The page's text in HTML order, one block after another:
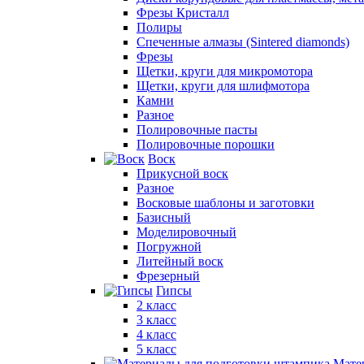
Фрезы Кристалл
Полиры
Спеченные алмазы (Sintered diamonds)
Фрезы
Щетки, круги для микромотора
Щетки, круги для шлифмотора
Камни
Разное
Полировочные пасты
Полировочные порошки
Воск
Прикусной воск
Разное
Восковые шаблоны и заготовки
Базисный
Моделировочный
Погружной
Литейный воск
Фрезерный
Гипсы
2 класс
3 класс
4 класс
5 класс